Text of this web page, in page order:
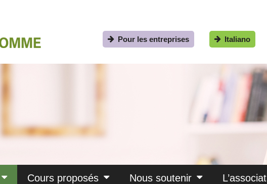
Italiano
Pour les entreprises
Cours proposés Nous soutenir